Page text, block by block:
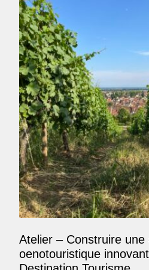
Atelier – Construire une
oenotouristique